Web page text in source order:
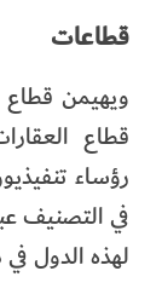
قطاعات
لهذه الدول